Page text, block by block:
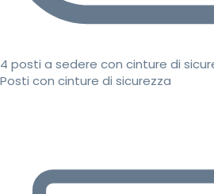
4 posti a sedere con cinture di
Posti con cinture di sicurezza